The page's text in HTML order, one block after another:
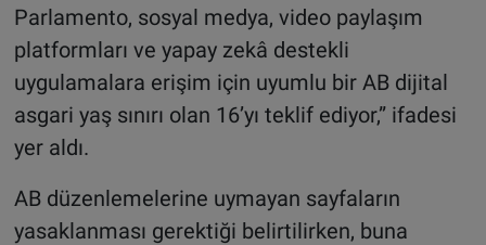
Parlamento, sosyal medya, video paylaşım
platformları ve yapay zekâ destekli
uygulamalara erişim için uyumlu bir AB dijital
asgari yaş sınırı olan 16’yı teklif ediyor,” ifadesi
yer aldı.
AB düzenlemelerine uymayan sayfaların
yasaklanması gerektiği belirtilirken, buna